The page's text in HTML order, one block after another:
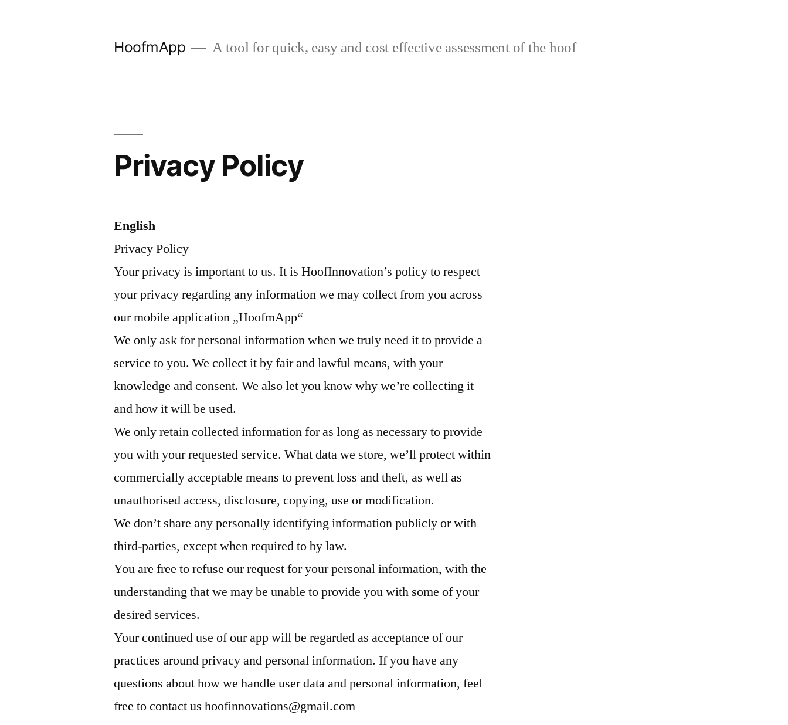
HoofmApp A tool for quick, easy and cost effective assessment of the hoof
Privacy Policy
English
Privacy Policy
Your privacy is important to us. It is HoofInnovation’s policy to respect
your privacy regarding any information we may collect from you across
our mobile application „HoofmApp“
We only ask for personal information when we truly need it to provide a
service to you. We collect it by fair and lawful means, with your
knowledge and consent. We also let you know why we’re collecting it
and how it will be used.
We only retain collected information for as long as necessary to provide
you with your requested service. What data we store, we’ll protect within
commercially acceptable means to prevent loss and theft, as well as
unauthorised access, disclosure, copying, use or modification.
We don’t share any personally identifying information publicly or with
third-parties, except when required to by law.
You are free to refuse our request for your personal information, with the
understanding that we may be unable to provide you with some of your
desired services.
Your continued use of our app will be regarded as acceptance of our
practices around privacy and personal information. If you have any
questions about how we handle user data and personal information, feel
free to contact us hoofinnovations@gmail.com